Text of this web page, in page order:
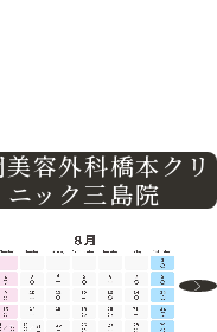
容外科橋本クリ
ニック三島院